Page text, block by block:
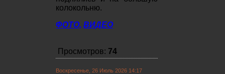
колокольню.
ФОТО, ВИДЕО
Просмотров: 74
Воскресенье, 26 Июль 2026 14:17